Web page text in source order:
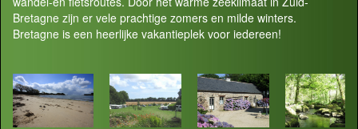
Bretagne zijn er vele prachtige zomers en milde winters.
Bretagne is een heerlijke vakantieplek voor iedereen!